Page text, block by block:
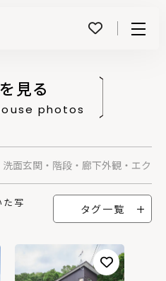
見る
photos
洗面玄関・階段・廊下外観・エクス
た写
タグ一覧